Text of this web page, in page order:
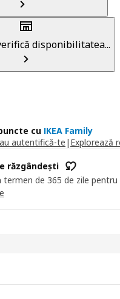
disponibilitatea...
cu IKEA Family
autentifică-te | Explorează
răzgândești
termen de 365 de zile